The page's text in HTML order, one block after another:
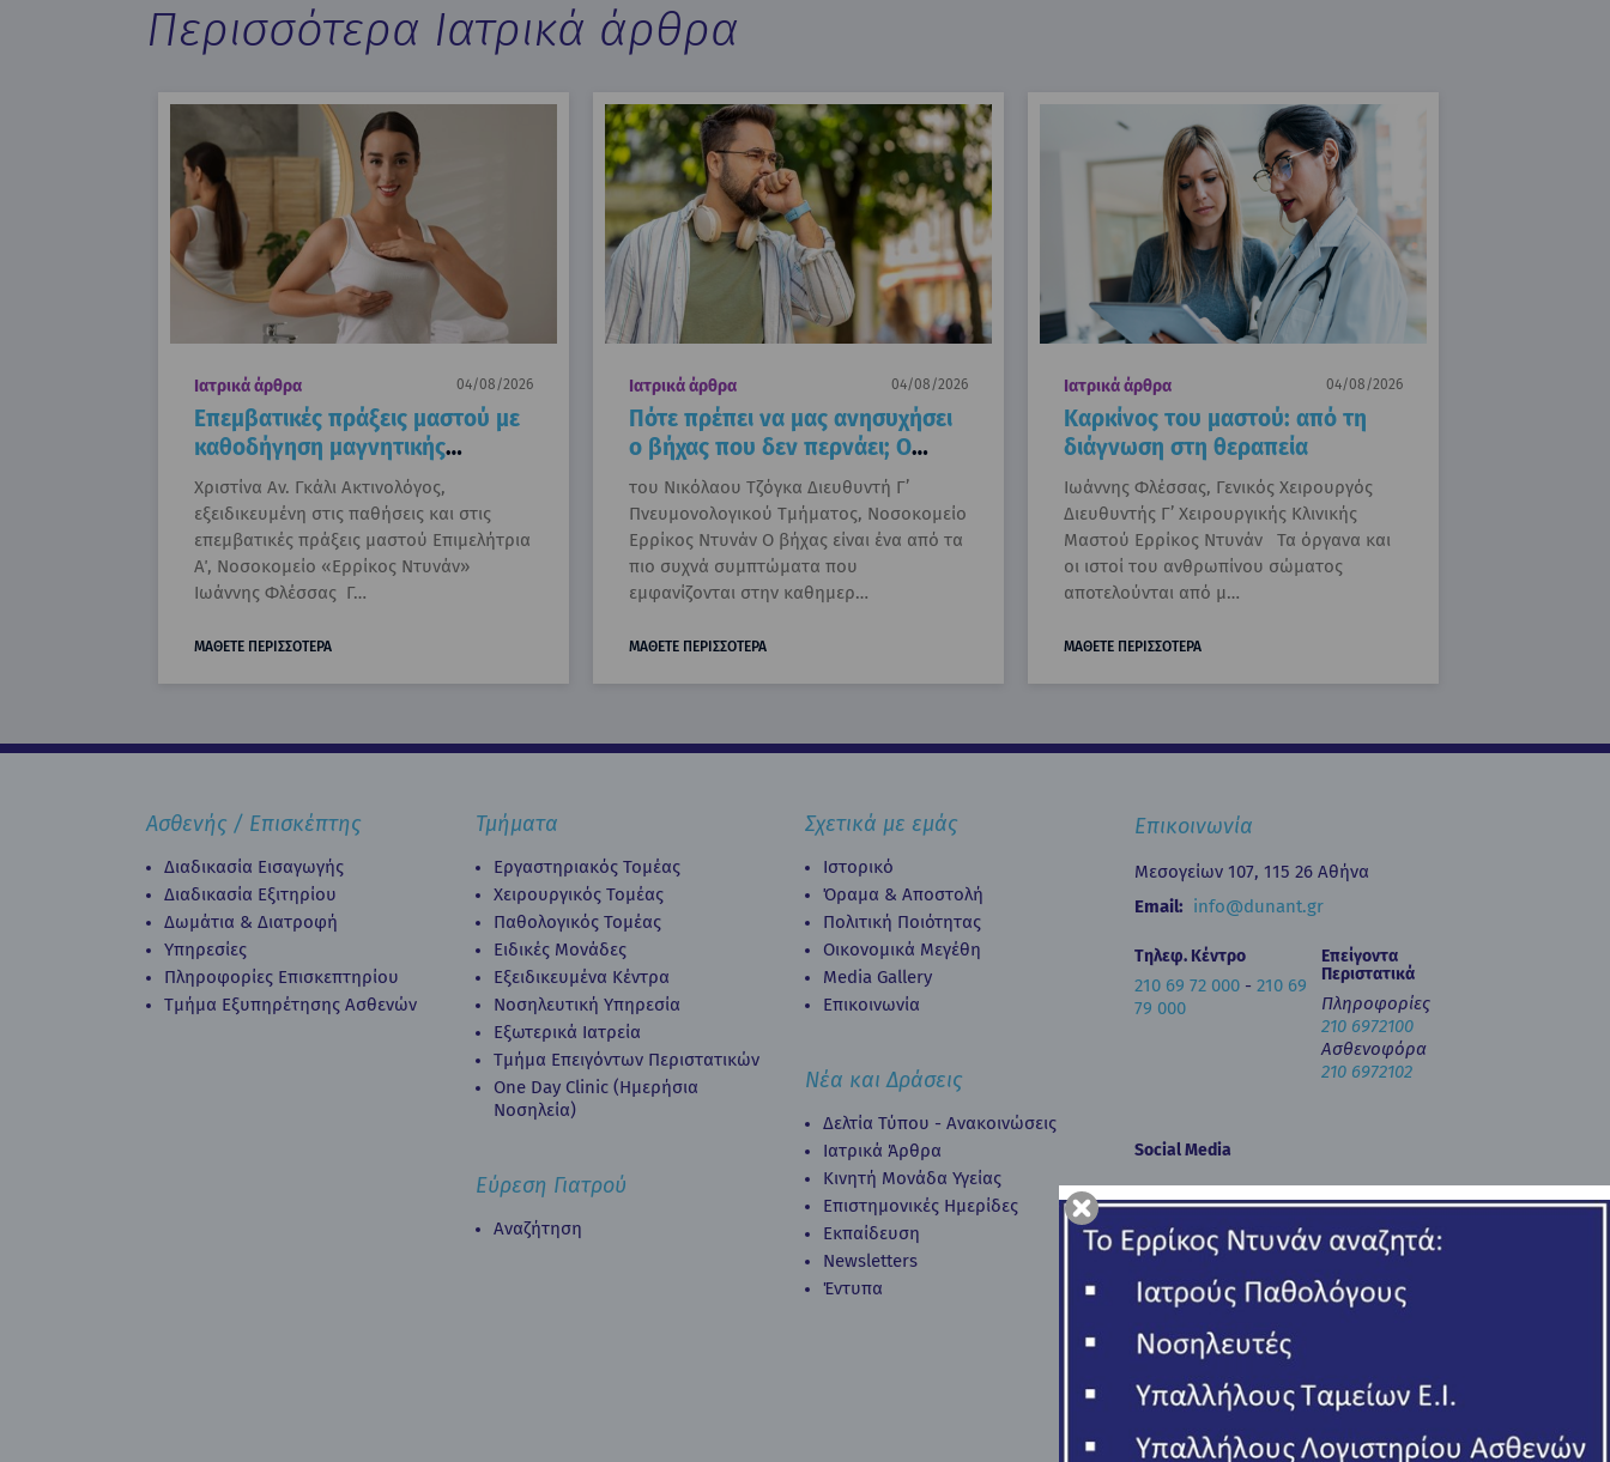
Περισσότερα Ιατρικά άρθρα
Ιατρικά άρθρα 04/08/2026
Επεμβατικές πράξεις μαστού με
καθοδήγηση μαγνητικής
τομογραφίας
Χριστίνα Αν. Γκάλι Ακτινολόγος,
εξειδικευμένη στις παθήσεις και στις
επεμβατικές πράξεις μαστού Επιμελήτρια
Α΄, Νοσοκομείο «Ερρίκος Ντυνάν»
Ιωάννης Φλέσσας Γ…
ΜΑΘΕΤΕ ΠΕΡΙΣΣΟΤΕΡΑ
Ιατρικά άρθρα 04/08/2026
Πότε πρέπει να μας ανησυχήσει
ο βήχας που δεν περνάει; Ο
ειδικός εξηγεί
του Νικόλαου Τζόγκα Διευθυντή Γ’
Πνευμονολογικού Τμήματος, Νοσοκομείο
Ερρίκος Ντυνάν Ο βήχας είναι ένα από τα
πιο συχνά συμπτώματα που
εμφανίζονται στην καθημερ…
ΜΑΘΕΤΕ ΠΕΡΙΣΣΟΤΕΡΑ
Ιατρικά άρθρα 04/08/2026
Καρκίνος του μαστού: από τη
διάγνωση στη θεραπεία
Ιωάννης Φλέσσας, Γενικός Χειρουργός
Διευθυντής Γ’ Χειρουργικής Κλινικής
Μαστού Ερρίκος Ντυνάν Τα όργανα και
οι ιστοί του ανθρωπίνου σώματος
αποτελούνται από μ…
ΜΑΘΕΤΕ ΠΕΡΙΣΣΟΤΕΡΑ
Ασθενής / Επισκέπτης
Διαδικασία Εισαγωγής
Διαδικασία Eξιτηρίου
Δωμάτια & Διατροφή
Υπηρεσίες
Πληροφορίες Επισκεπτηρίου
Τμήμα Εξυπηρέτησης Ασθενών
Τμήματα
Εργαστηριακός Τομέας
Χειρουργικός Τομέας
Παθολογικός Τομέας
Ειδικές Μονάδες
Εξειδικευμένα Κέντρα
Νοσηλευτική Υπηρεσία
Εξωτερικά Ιατρεία
Τμήμα Επειγόντων Περιστατικών
Οne Day Clinic (Ημερήσια
Νοσηλεία)
Εύρεση Γιατρού
Αναζήτηση
Σχετικά με εμάς
Ιστορικό
Όραμα & Αποστολή
Πολιτική Ποιότητας
Οικονομικά Μεγέθη
Media Gallery
Επικοινωνία
Νέα και Δράσεις
Δελτία Τύπου - Ανακοινώσεις
Ιατρικά Άρθρα
Κινητή Μονάδα Υγείας
Επιστημονικές Ημερίδες
Εκπαίδευση
Newsletters
Έντυπα
Επικοινωνία
Μεσογείων 107, 115 26 Αθήνα
Email: info@dunant.gr
Τηλεφ. Κέντρο
210 69 72 000 - 210 69
79 000
Επείγοντα
Περιστατικά
Πληροφορίες
210 6972100
Ασθενοφόρα
210 6972102
Social Media
Newsletter